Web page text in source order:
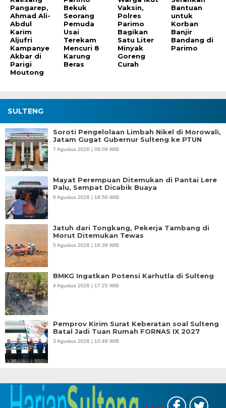
Pangarep,
Ahmad Ali-
Abdul
Karim
Aljufri
Kampanye
Akbar di
Parigi
Moutong
Bekuk
Seorang
Pemuda
Usai
Terekam
Mencuri 8
Karung
Beras
Vaksin,
Polres
Parimo
Bagikan
Satu Liter
Minyak
Goreng
Curah
Bantuan
untuk
Korban
Banjir
Bandang di
Parimo
SULTENG
Soroti Pengelolaan Limbah Nikel di Morowali,
Jatam Gugat Gubernur Sulteng ke PTUN
7 Agustus 2026 | 09:09 WIB
Mayat Perempuan Ditemukan di Pantai Lere
Palu, Sempat Dicabik Buaya
6 Agustus 2026 | 18:50 WIB
Jatuh dari Tongkang, Pekerja Tambang di
Morut Ditemukan Tewas
5 Agustus 2026 | 16:39 WIB
BMKG Ingatkan Potensi Karhutla di Sulteng
4 Agustus 2026 | 17:25 WIB
Pemprov Kirim Surat Keberatan soal Sulteng
Batal Jadi Tuan Rumah FORNAS IX 2027
3 Agustus 2026 | 10:48 WIB